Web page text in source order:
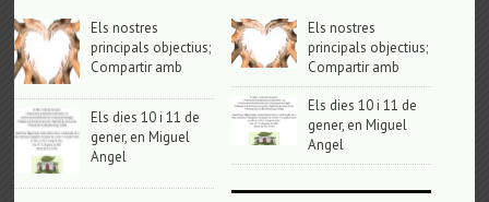
Els nostres
principals objectius;
Compartir amb
Els dies 10 i 11 de
gener, en Miguel
Angel
Els nostres
principals objectius;
Compartir amb
Els dies 10 i 11 de
gener, en Miguel
Angel